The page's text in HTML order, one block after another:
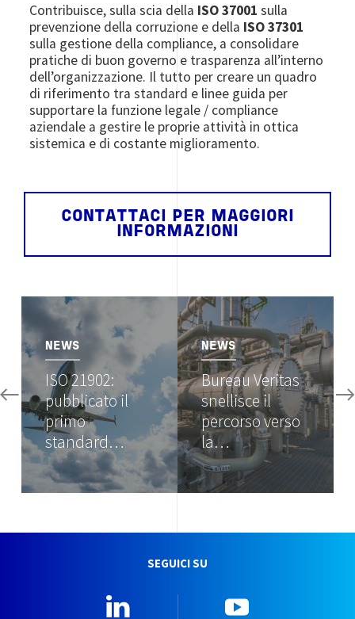
Contribuisce, sulla scia della ISO 37001 sulla
prevenzione della corruzione e della ISO 37301
sulla gestione della compliance, a consolidare
pratiche di buon governo e trasparenza all’interno
dell’organizzazione. Il tutto per creare un quadro
di riferimento tra standard e linee guida per
supportare la funzione legale / compliance
aziendale a gestire le proprie attività in ottica
sistemica e di costante miglioramento.
CONTATTACI PER MAGGIORI
INFORMAZIONI
NEWS
ISO 21902:
pubblicato il
primo
standard…
Image
NEWS
Bureau Veritas
snellisce il
percorso verso
la…
SEGUICI SU